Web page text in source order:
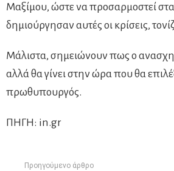
Μαξίμου, ώστε να προσαρμοστεί
δημιούργησαν αυτές οι κρίσεις,
Μάλιστα, σημειώνουν πως ο
αλλά θα γίνει στην ώρα που θα
πρωθυπουργός.
ΠΗΓΗ: in.gr
Προηγούμενο άρθρο